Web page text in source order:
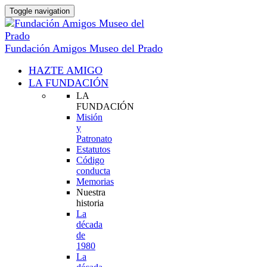
Toggle navigation
Fundación Amigos Museo del Prado
HAZTE AMIGO
LA FUNDACIÓN
LA
FUNDACIÓN
Misión
y
Patronato
Estatutos
Código
conducta
Memorias
Nuestra
historia
La
década
de
1980
La